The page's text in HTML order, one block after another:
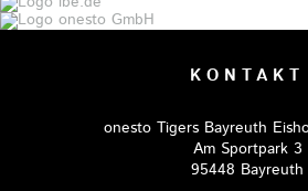
KONTAKT
onesto Tigers Bayreuth
Am Sportpark 3
95448 Bayreuth